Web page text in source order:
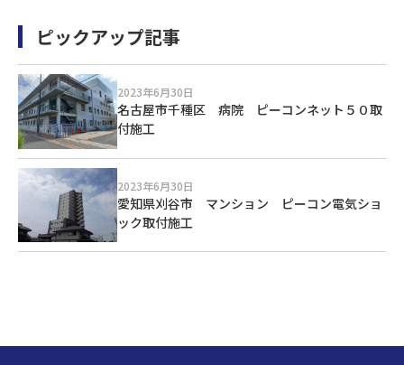
ピックアップ記事
2023年6月30日
名古屋市千種区 病院 ピーコンネット５０取
付施工
2023年6月30日
愛知県刈谷市 マンション ピーコン電気ショ
ック取付施工